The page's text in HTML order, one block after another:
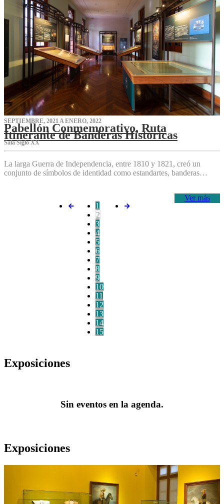
SEPTIEMBRE, 2021 A ENERO, 2022
Pabellón Conmemorativo, Ruta
Itinerante de Banderas Históricas
Sala Siglo XX
La larga Guerra de Independencia, entre 1810 y 1821, creó un
conjunto de símbolos de identidad como estandartes, banderas…
Ver más
1
2
3
4
5
6
7
8
9
10
11
12
13
14
15
Exposiciones
Sin eventos en la agenda.
Exposiciones